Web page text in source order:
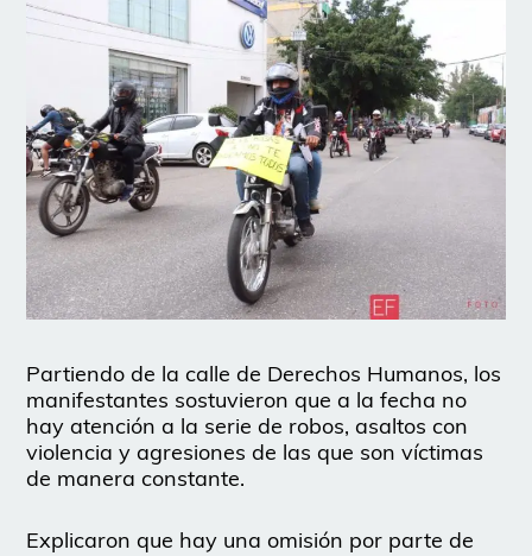
Partiendo de la calle de Derechos Humanos, los
manifestantes sostuvieron que a la fecha no
hay atención a la serie de robos, asaltos con
violencia y agresiones de las que son víctimas
de manera constante.
Explicaron que hay una omisión por parte de